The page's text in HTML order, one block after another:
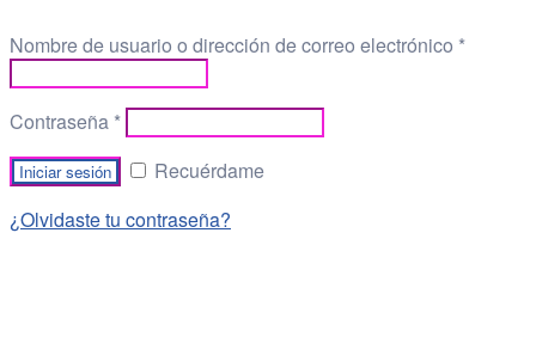
Nombre de usuario o dirección de correo electrónico *
Contraseña *
Recuérdame
¿Olvidaste tu contraseña?